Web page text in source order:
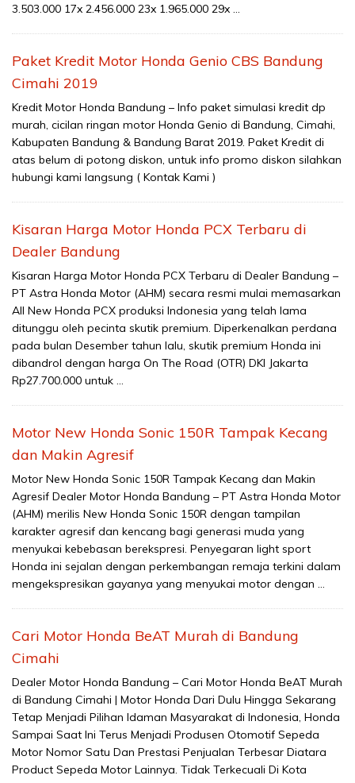
3.503.000 17x 2.456.000 23x 1.965.000 29x …
Paket Kredit Motor Honda Genio CBS Bandung
Cimahi 2019
Kredit Motor Honda Bandung – Info paket simulasi kredit dp
murah, cicilan ringan motor Honda Genio di Bandung, Cimahi,
Kabupaten Bandung & Bandung Barat 2019. Paket Kredit di
atas belum di potong diskon, untuk info promo diskon silahkan
hubungi kami langsung ( Kontak Kami )
Kisaran Harga Motor Honda PCX Terbaru di
Dealer Bandung
Kisaran Harga Motor Honda PCX Terbaru di Dealer Bandung –
PT Astra Honda Motor (AHM) secara resmi mulai memasarkan
All New Honda PCX produksi Indonesia yang telah lama
ditunggu oleh pecinta skutik premium. Diperkenalkan perdana
pada bulan Desember tahun lalu, skutik premium Honda ini
dibandrol dengan harga On The Road (OTR) DKI Jakarta
Rp27.700.000 untuk …
Motor New Honda Sonic 150R Tampak Kecang
dan Makin Agresif
Motor New Honda Sonic 150R Tampak Kecang dan Makin
Agresif Dealer Motor Honda Bandung – PT Astra Honda Motor
(AHM) merilis New Honda Sonic 150R dengan tampilan
karakter agresif dan kencang bagi generasi muda yang
menyukai kebebasan berekspresi. Penyegaran light sport
Honda ini sejalan dengan perkembangan remaja terkini dalam
mengekspresikan gayanya yang menyukai motor dengan …
Cari Motor Honda BeAT Murah di Bandung
Cimahi
Dealer Motor Honda Bandung – Cari Motor Honda BeAT Murah
di Bandung Cimahi | Motor Honda Dari Dulu Hingga Sekarang
Tetap Menjadi Pilihan Idaman Masyarakat di Indonesia, Honda
Sampai Saat Ini Terus Menjadi Produsen Otomotif Sepeda
Motor Nomor Satu Dan Prestasi Penjualan Terbesar Diatara
Product Sepeda Motor Lainnya. Tidak Terkecuali Di Kota